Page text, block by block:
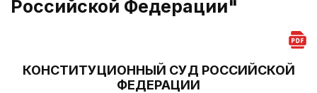
Российской Федерации"
КОНСТИТУЦИОННЫЙ СУД РОССИЙСКОЙ
ФЕДЕРАЦИИ